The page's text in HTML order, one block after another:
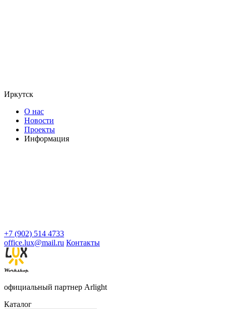
Иркутск
О нас
Новости
Проекты
Информация
+7 (902) 514 4733
office.lux@mail.ru Контакты
официальный партнер Arlight
Каталог